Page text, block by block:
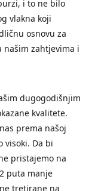
i to ne bilo
vlakna koji
osnovu za
zahtjevima i
dugogodišnjim
kvalitete.
prema našoj
visoki. Da bi
pristajemo na
puta manje
tretirane na